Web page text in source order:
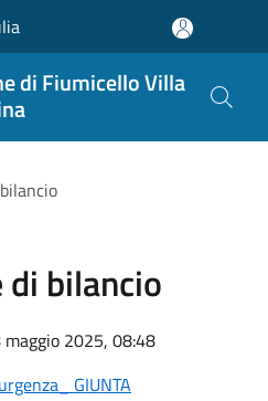
di Fiumicello Villa
bilancio
maggio 2025, 08:48
GIUNTA